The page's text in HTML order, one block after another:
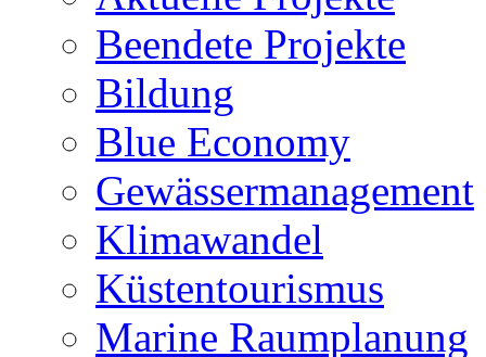
Beendete Projekte
Bildung
Blue Economy
Gewässermanagement
Klimawandel
Küstentourismus
Marine Raumplanung